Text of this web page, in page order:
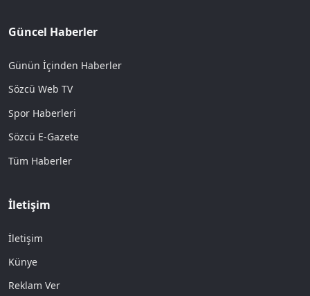
Güncel Haberler
Günün İçinden Haberler
Sözcü Web TV
Spor Haberleri
Sözcü E-Gazete
Tüm Haberler
İletişim
İletişim
Künye
Reklam Ver